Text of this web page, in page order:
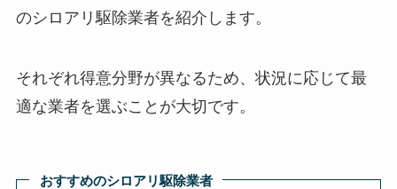
のシロアリ駆除業者を紹介します。
それぞれ得意分野が異なるため、状況に応じて最
適な業者を選ぶことが大切です。
おすすめのシロアリ駆除業者